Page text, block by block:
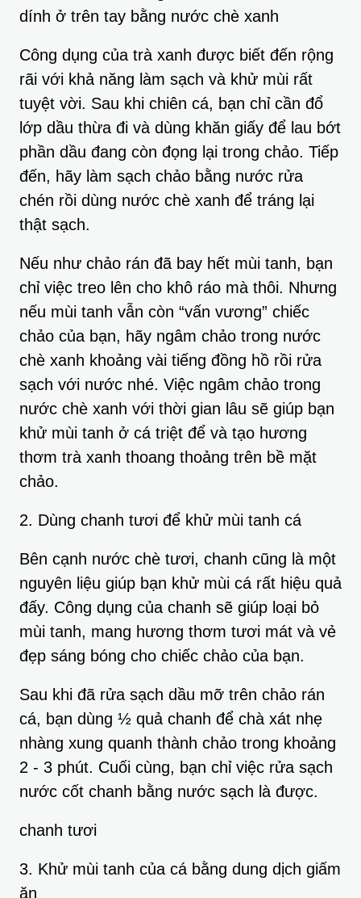
dính ở trên tay bằng nước chè xanh
Công dụng của trà xanh được biết đến rộng
rãi với khả năng làm sạch và khử mùi rất
tuyệt vời. Sau khi chiên cá, bạn chỉ cần đổ
lớp dầu thừa đi và dùng khăn giấy để lau bớt
phần dầu đang còn đọng lại trong chảo. Tiếp
đến, hãy làm sạch chảo bằng nước rửa
chén rồi dùng nước chè xanh để tráng lại
thật sạch.
Nếu như chảo rán đã bay hết mùi tanh, bạn
chỉ việc treo lên cho khô ráo mà thôi. Nhưng
nếu mùi tanh vẫn còn “vấn vương” chiếc
chảo của bạn, hãy ngâm chảo trong nước
chè xanh khoảng vài tiếng đồng hồ rồi rửa
sạch với nước nhé. Việc ngâm chảo trong
nước chè xanh với thời gian lâu sẽ giúp bạn
khử mùi tanh ở cá triệt để và tạo hương
thơm trà xanh thoang thoảng trên bề mặt
chảo.
2. Dùng chanh tươi để khử mùi tanh cá
Bên cạnh nước chè tươi, chanh cũng là một
nguyên liệu giúp bạn khử mùi cá rất hiệu quả
đấy. Công dụng của chanh sẽ giúp loại bỏ
mùi tanh, mang hương thơm tươi mát và vẻ
đẹp sáng bóng cho chiếc chảo của bạn.
Sau khi đã rửa sạch dầu mỡ trên chảo rán
cá, bạn dùng ½ quả chanh để chà xát nhẹ
nhàng xung quanh thành chảo trong khoảng
2 - 3 phút. Cuối cùng, bạn chỉ việc rửa sạch
nước cốt chanh bằng nước sạch là được.
chanh tươi
3. Khử mùi tanh của cá bằng dung dịch giấm
ăn